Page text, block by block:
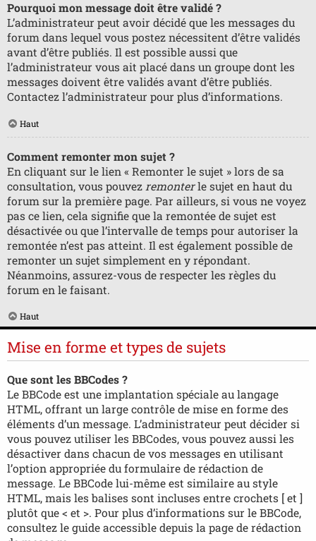
Pourquoi mon message doit être validé ?
L’administrateur peut avoir décidé que les messages du
forum dans lequel vous postez nécessitent d’être validés
avant d’être publiés. Il est possible aussi que
l’administrateur vous ait placé dans un groupe dont les
messages doivent être validés avant d’être publiés.
Contactez l’administrateur pour plus d’informations.
Haut
Comment remonter mon sujet ?
En cliquant sur le lien « Remonter le sujet » lors de sa
consultation, vous pouvez remonterle sujet en haut du
forum sur la première page. Par ailleurs, si vous ne voyez
pas ce lien, cela signifie que la remontée de sujet est
désactivée ou que l’intervalle de temps pour autoriser la
remontée n’est pas atteint. Il est également possible de
remonter un sujet simplement en y répondant.
Néanmoins, assurez-vous de respecter les règles du
forum en le faisant.
Haut
Mise en forme et types de sujets
Que sont les BBCodes ?
Le BBCode est une implantation spéciale au langage
HTML, offrant un large contrôle de mise en forme des
éléments d’un message. L’administrateur peut décider si
vous pouvez utiliser les BBCodes, vous pouvez aussi les
désactiver dans chacun de vos messages en utilisant
l’option appropriée du formulaire de rédaction de
message. Le BBCode lui-même est similaire au style
HTML, mais les balises sont incluses entre crochets [ et ]
plutôt que < et >. Pour plus d’informations sur le BBCode,
consultez le guide accessible depuis la page de rédaction